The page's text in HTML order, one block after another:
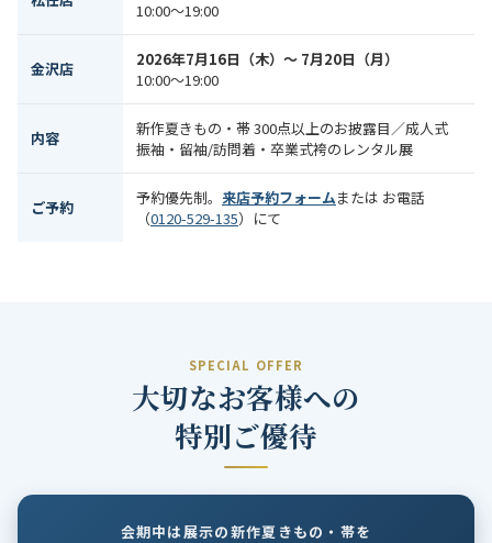
10:00〜19:00
金沢店
2026年7月16日（木）〜 7月20日（月）
10:00〜19:00
内容
新作夏きもの・帯 300点以上のお披露目／成人式
振袖・留袖/訪問着・卒業式袴のレンタル展
ご予約 予約優先制。 来店予約フォームまたは お電話
（0120-529-135）にて
SPECIAL OFFER
大切なお客様への
特別ご優待
会期中は展示の新作夏きもの・帯を